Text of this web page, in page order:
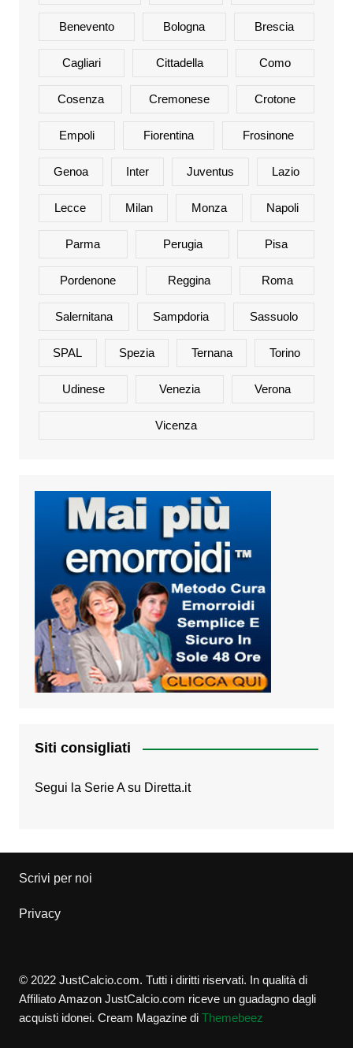
Benevento Bologna Brescia
Cagliari Cittadella Como
Cosenza Cremonese Crotone
Empoli Fiorentina Frosinone
Genoa Inter Juventus Lazio
Lecce Milan Monza Napoli
Parma Perugia Pisa
Pordenone Reggina Roma
Salernitana Sampdoria Sassuolo
SPAL Spezia Ternana Torino
Udinese Venezia Verona
Vicenza
Siti consigliati
Segui la Serie A su Diretta.it
Scrivi per noi
Privacy
© 2022 JustCalcio.com. Tutti i diritti riservati. In qualità di
Affiliato Amazon JustCalcio.com riceve un guadagno dagli
acquisti idonei. Cream Magazine di Themebeez